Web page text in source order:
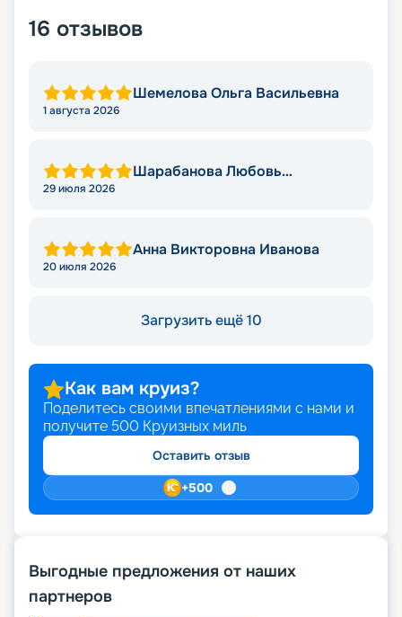
16 отзывов
Шемелова Ольга Васильевна
1 августа 2026
Шарабанова Любовь
29 июля 2026
Анна Викторовна Иванова
20 июля 2026
Загрузить ещё 10
Как вам круиз?
Поделитесь своими впечатлениями с нами и
получите 500 Круизных миль
Оставить отзыв
+500
Выгодные предложения от наших
партнеров